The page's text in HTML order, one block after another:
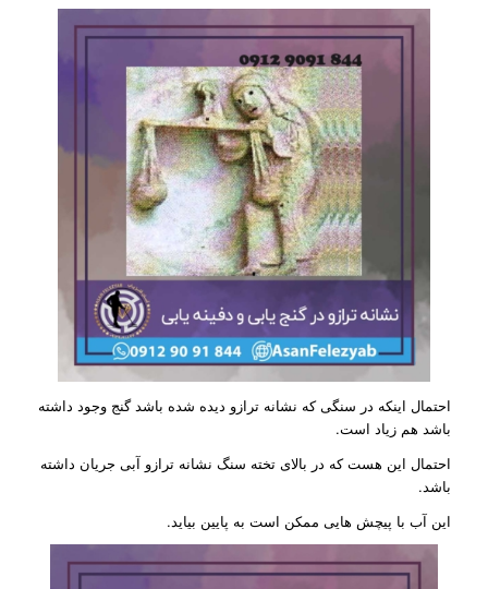
احتمال اینکه در سنگی که نشانه ترازو دیده شده باشد گنج وجود داشته
باشد هم زیاد است.
احتمال این هست که در بالای تخته سنگ نشانه ترازو آبی جریان داشته
باشد.
این آب با پیچش هایی ممکن است به پایین بیاید.